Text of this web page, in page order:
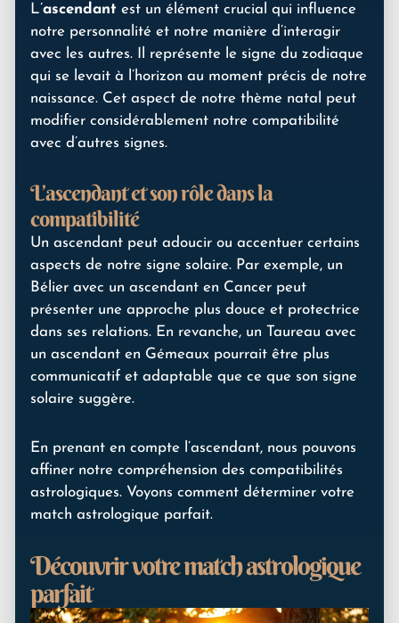
L’ascendant est un élément crucial qui influence
notre personnalité et notre manière d’interagir
avec les autres. Il représente le signe du zodiaque
qui se levait à l’horizon au moment précis de notre
naissance. Cet aspect de notre thème natal peut
modifier considérablement notre compatibilité
avec d’autres signes.
L’ascendant et son rôle dans la
compatibilité
Un ascendant peut adoucir ou accentuer certains
aspects de notre signe solaire. Par exemple, un
Bélier avec un ascendant en Cancer peut
présenter une approche plus douce et protectrice
dans ses relations. En revanche, un Taureau avec
un ascendant en Gémeaux pourrait être plus
communicatif et adaptable que ce que son signe
solaire suggère.
En prenant en compte l’ascendant, nous pouvons
affiner notre compréhension des compatibilités
astrologiques. Voyons comment déterminer votre
match astrologique parfait.
Découvrir votre match astrologique
parfait